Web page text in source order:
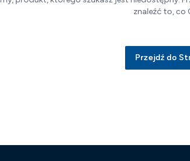
znaleźć to, co
Przejdź do